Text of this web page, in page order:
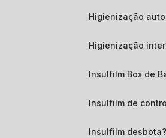
Higienização
Higienização
Insulfilm Box de
Insulfilm de
Insulfilm